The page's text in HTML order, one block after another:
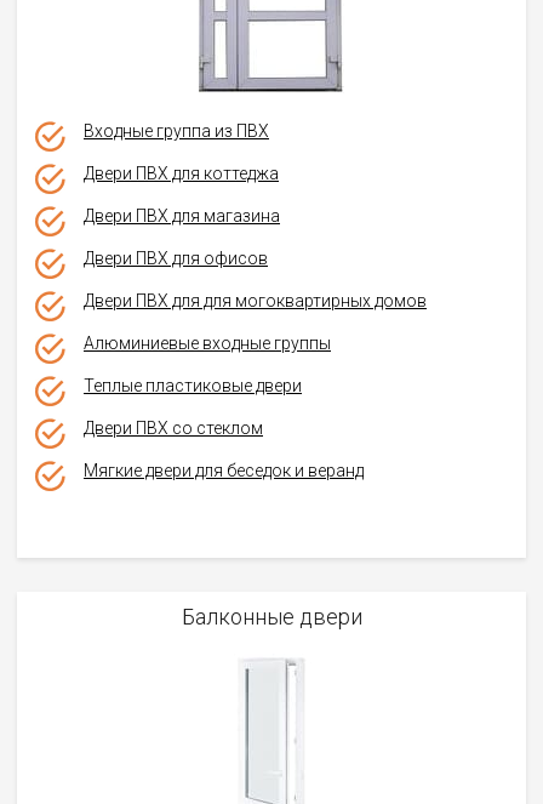
Входные группа из ПВХ
Двери ПВХ для коттеджа
Двери ПВХ для магазина
Двери ПВХ для офисов
Двери ПВХ для для могоквартирных домов
Алюминиевые входные группы
Теплые пластиковые двери
Двери ПВХ со стеклом
Мягкие двери для беседок и веранд
Балконные двери